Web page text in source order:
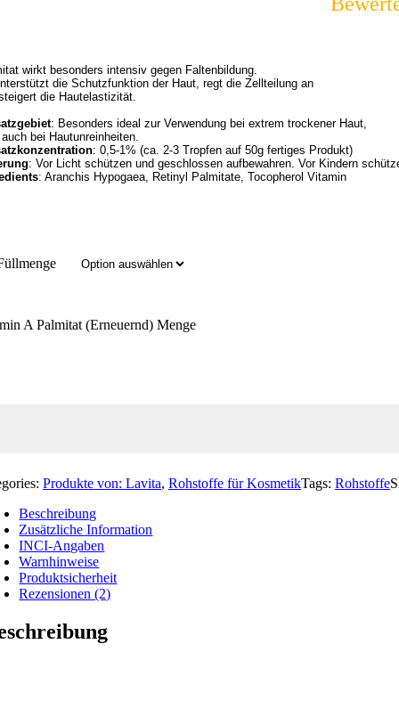
wirkt besonders intensiv gegen Faltenbildung.
die Schutzfunktion der Haut, regt die Zellteilung an
die Hautelastizität.
: Besonders ideal zur Verwendung bei extrem trockener Haut,
bei Hautunreinheiten.
: 0,5-1% (ca. 2-3 Tropfen auf 50g fertiges Produkt)
: Vor Licht schützen und geschlossen aufbewahren. Vor Kindern
: Aranchis Hypogaea, Retinyl Palmitate, Tocopherol Vitamin
A Palmitat (Erneuernd) Menge
Produkte von: Lavita, Rohstoffe für KosmetikTags: Rohstoffe
Beschreibung
Zusätzliche Information
INCI-Angaben
Warnhinweise
Produktsicherheit
Rezensionen (2)